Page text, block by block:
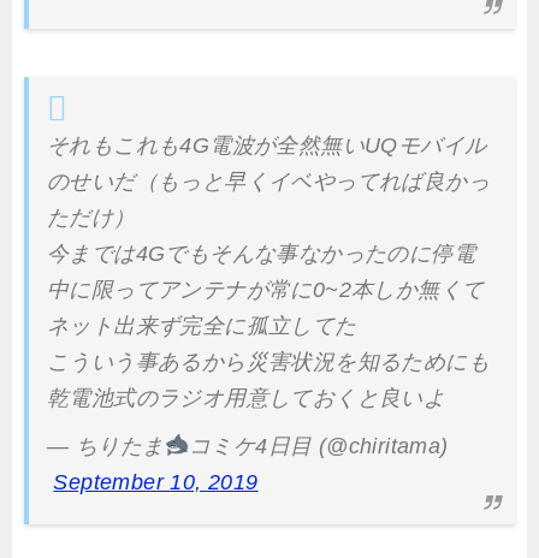
それもこれも4G電波が全然無いUQモバイル
のせいだ（もっと早くイベやってれば良かっ
ただけ）
今までは4Gでもそんな事なかったのに停電
中に限ってアンテナが常に0~2本しか無くて
ネット出来ず完全に孤立してた
こういう事あるから災害状況を知るためにも
乾電池式のラジオ用意しておくと良いよ
— ちりたま
コミケ4日目 (@chiritama)
September 10, 2019